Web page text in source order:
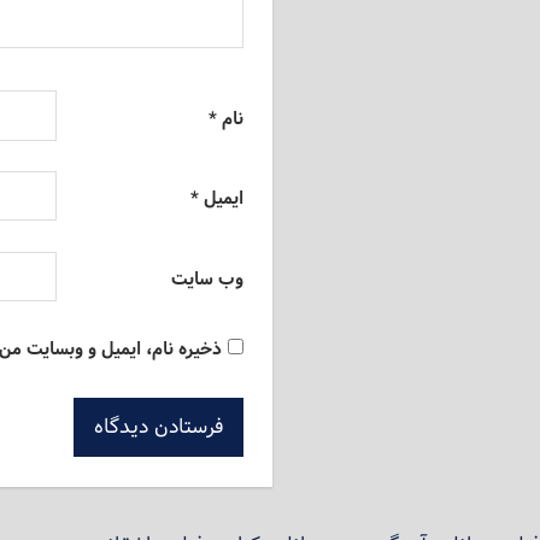
نام*
ایمیل*
وب‌ سایت
ذخیره نام، ایمیل و وبسایت